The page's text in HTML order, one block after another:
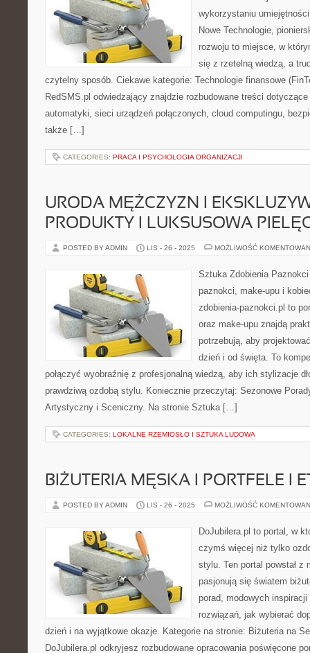
wykorzystaniu
Nowe Technologie,
rozwoju to miejsce, w
się z rzetelną wiedzą, a
czytelny sposób. Ciekawe kategorie: Technologie finansowe
RedSMS.pl odwiedzający znajdzie rozbudowane treści
automatyki, sieci urządzeń połączonych, cloud computingu,
także […]
CATEGORIES: PRACA I PSYCHOLOGIA ORGANIZACJI
URODA MĘŻCZYZN I
PRODUKTY I LUKSUSOWA
POSTED BY ADMIN LIS - 26 - 2025 MOŻLIWOŚĆ
Sztuka Zdobienia
paznokci, make-upu i
zdobienia-paznokci.pl to
oraz make-upu znajdą
potrzebują, aby
dzień i od święta. To
połączyć wyobraźnię z profesjonalną wiedzą, aby ich stylizacje
prawdziwą ozdobą stylu. Koniecznie przeczytaj: Sezonowe
Artystyczny i Sceniczny. Na stronie Sztuka […]
CATEGORIES: LOKALNE RZEMIOSŁO I SZTUKA LUDOWA
BIŻUTERIA MĘSKA I PORTFELE I
POSTED BY ADMIN LIS - 26 - 2025 MOŻLIWOŚĆ
DoJubilera.pl to portal, w
czymś więcej niż tylko
stylu. Ten portal powstał z
pasjonują się światem
porad, modowych
rozwiązań, jak wybierać
dzień i na wyjątkowe okazje. Kategorie na stronie: Biżuteria na
DoJubilera.pl odkryjesz rozbudowane opracowania poświęcone